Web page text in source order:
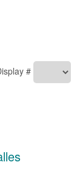
#